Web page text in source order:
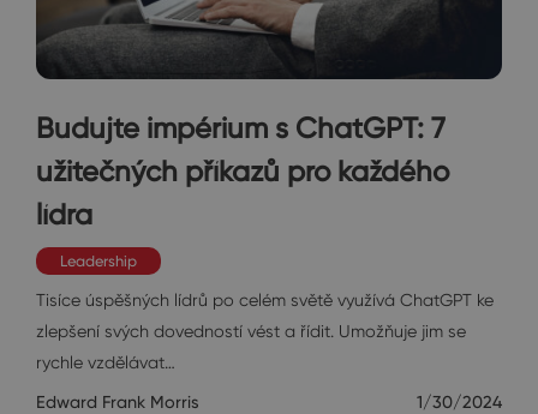
Budujte impérium s ChatGPT: 7
užitečných příkazů pro každého
lídra
Leadership
Tisíce úspěšných lídrů po celém světě využívá ChatGPT ke
zlepšení svých dovedností vést a řídit. Umožňuje jim se
rychle vzdělávat…
Edward Frank Morris 1/30/2024